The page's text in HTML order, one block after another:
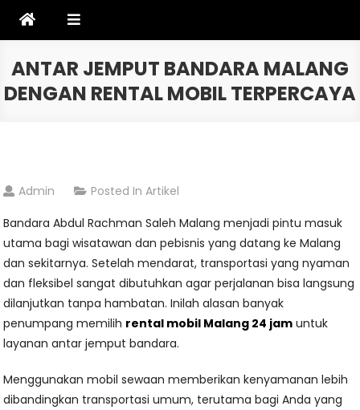
ANTAR JEMPUT BANDARA MALANG
DENGAN RENTAL MOBIL TERPERCAYA
Admin Posted InArtikel
Bandara Abdul Rachman Saleh Malang menjadi pintu masuk
utama bagi wisatawan dan pebisnis yang datang ke Malang
dan sekitarnya. Setelah mendarat, transportasi yang nyaman
dan fleksibel sangat dibutuhkan agar perjalanan bisa langsung
dilanjutkan tanpa hambatan. Inilah alasan banyak
penumpang memilih rental mobil Malang 24 jam untuk
layanan antar jemput bandara.
Menggunakan mobil sewaan memberikan kenyamanan lebih
dibandingkan transportasi umum, terutama bagi Anda yang